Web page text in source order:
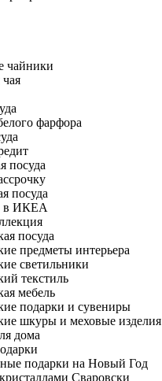
чайники
фарфора
посуда
посуда
в ИКЕА
посуда
предметы интерьера
светильники
текстиль
мебель
подарки и сувениры
шкуры и меховые изделия
дома
подарки на Новый Год
Сваровски